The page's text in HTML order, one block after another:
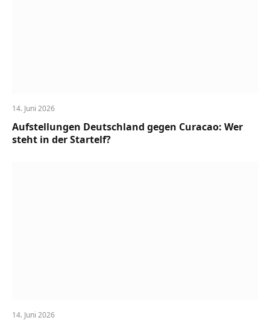
14. Juni 2026
Aufstellungen Deutschland gegen Curacao: Wer
steht in der Startelf?
14. Juni 2026